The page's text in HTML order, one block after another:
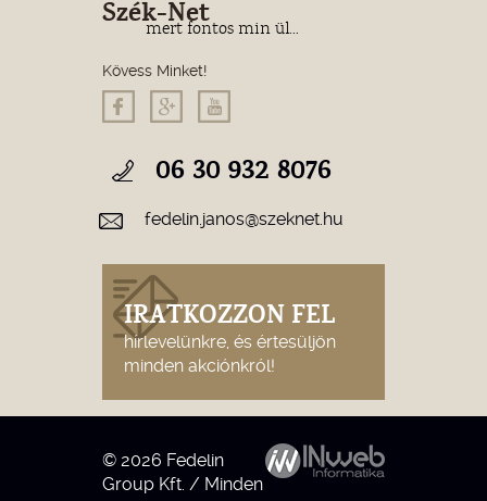
Szék-Net
mert fontos min ül...
Kövess Minket!
06 30 932 8076
fedelin.janos@szeknet.hu
IRATKOZZON FEL
hírlevelünkre, és értesüljön
minden akciónkról!
© 2026 Fedelin
Group Kft. / Minden